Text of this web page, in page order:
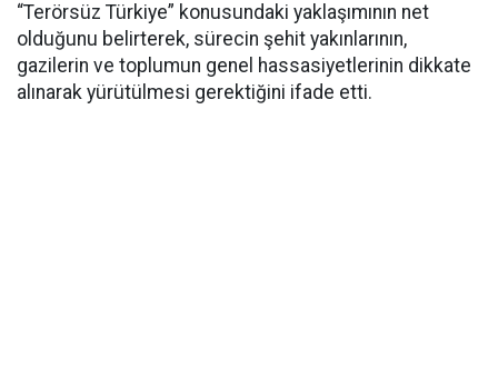
“Terörsüz Türkiye” konusundaki yaklaşımının net
olduğunu belirterek, sürecin şehit yakınlarının,
gazilerin ve toplumun genel hassasiyetlerinin dikkate
alınarak yürütülmesi gerektiğini ifade etti.